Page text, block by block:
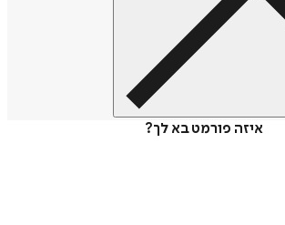
איזה פורמט בא לך?